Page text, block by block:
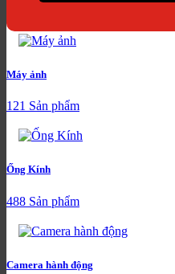
Máy ảnh
121 Sản phẩm
Ống Kính
488 Sản phẩm
Camera hành động